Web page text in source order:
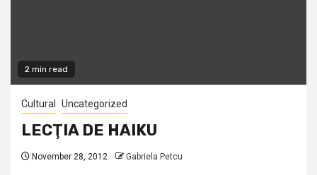
2 min read
Cultural Uncategorized
LECŢIA DE HAIKU
November 28, 2012 Gabriela Petcu